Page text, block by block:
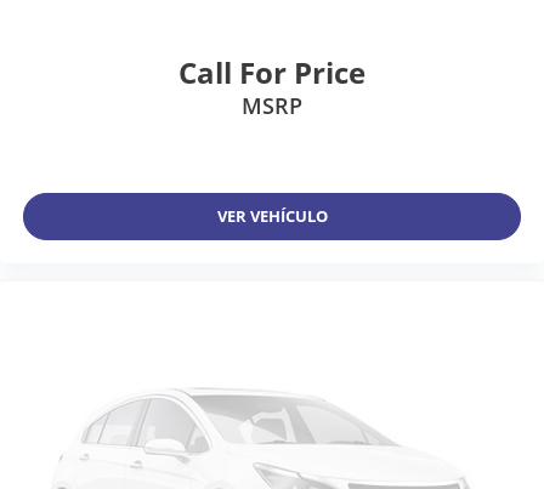
Call For Price
MSRP
VER VEHÍCULO